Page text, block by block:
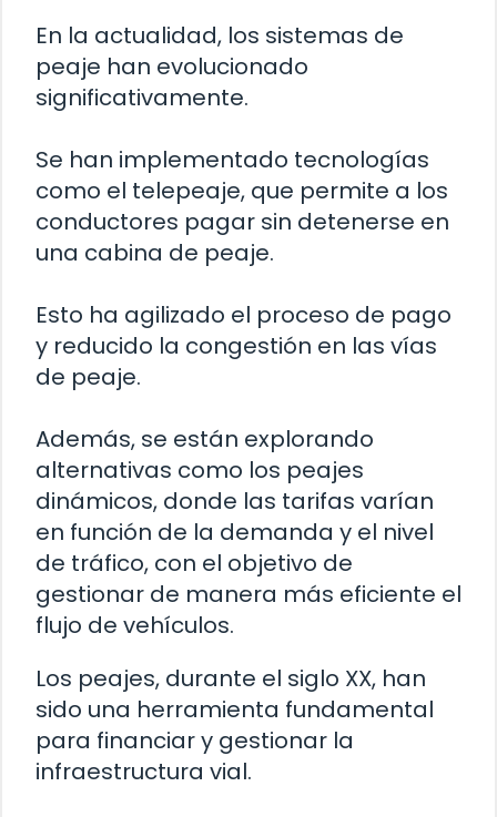
En la actualidad, los sistemas de
peaje han evolucionado
significativamente.
Se han implementado tecnologías
como el telepeaje, que permite a los
conductores pagar sin detenerse en
una cabina de peaje.
Esto ha agilizado el proceso de pago
y reducido la congestión en las vías
de peaje.
Además, se están explorando
alternativas como los peajes
dinámicos, donde las tarifas varían
en función de la demanda y el nivel
de tráfico, con el objetivo de
gestionar de manera más eficiente el
flujo de vehículos.
Los peajes, durante el siglo XX, han
sido una herramienta fundamental
para financiar y gestionar la
infraestructura vial.